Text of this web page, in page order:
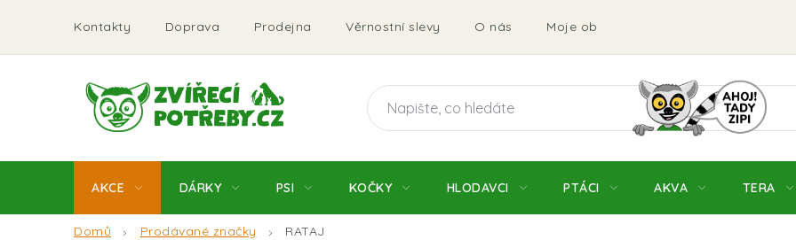
obsah
Kontakty Doprava Prodejna Věrnostní slevy O nás Moje objednávka Obchodní
AKCE DÁRKY PSI KOČKY HLODAVCI PTÁCI AKVA TERA
Domů Prodávané značky RATAJ